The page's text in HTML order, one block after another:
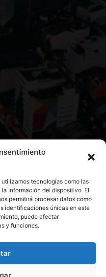
tecnologías como las
información del dispositivo. El
permitirá procesar datos como
identificaciones únicas en este
puede afectar
y funciones.